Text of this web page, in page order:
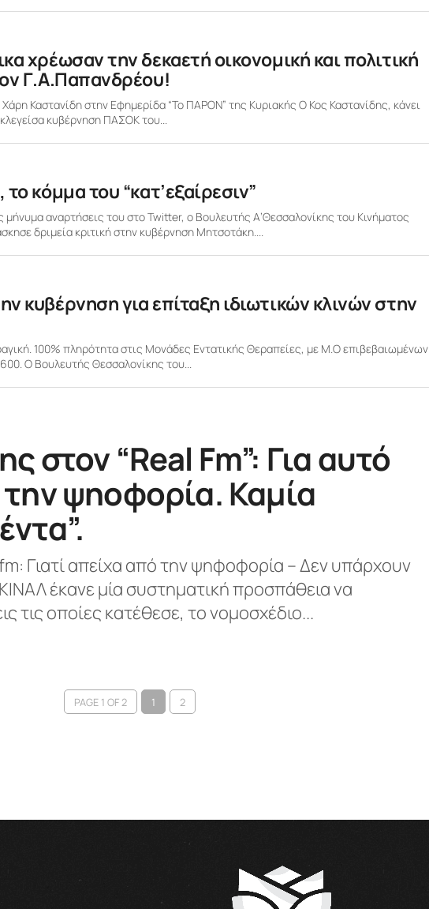
χρέωσαν την δεκαετή οικονομική και πολιτική
Γ.Α.Παπανδρέου!
Καστανίδη στην Εφημερίδα “Το ΠΑΡΟΝ” της Κυριακής Ο Κος Καστανίδης, κάνει
κυβέρνηση ΠΑΣΟΚ του...
κόμμα του “κατ’εξαίρεσιν”
μήνυμα αναρτήσεις του στο Twitter, ο Βουλευτής Α’Θεσσαλονίκης του Κινήματος
δριμεία κριτική στην κυβέρνηση Μητσοτάκη....
κυβέρνηση για επίταξη ιδιωτικών κλινών στην
100% πληρότητα στις Μονάδες Εντατικής Θεραπείες, με Μ.Ο επιβεβαιωμένων
Ο Βουλευτής Θεσσαλονίκης του...
στον “Real Fm”: Για αυτό
ψηοφορία. Καμία
Γιατί απείχα από την ψηφοφορία – Δεν υπάρχουν
έκανε μία συστηματική προσπάθεια να
τις οποίες κατέθεσε, το νομοσχέδιο...
PAGE 1 OF 2 1 2